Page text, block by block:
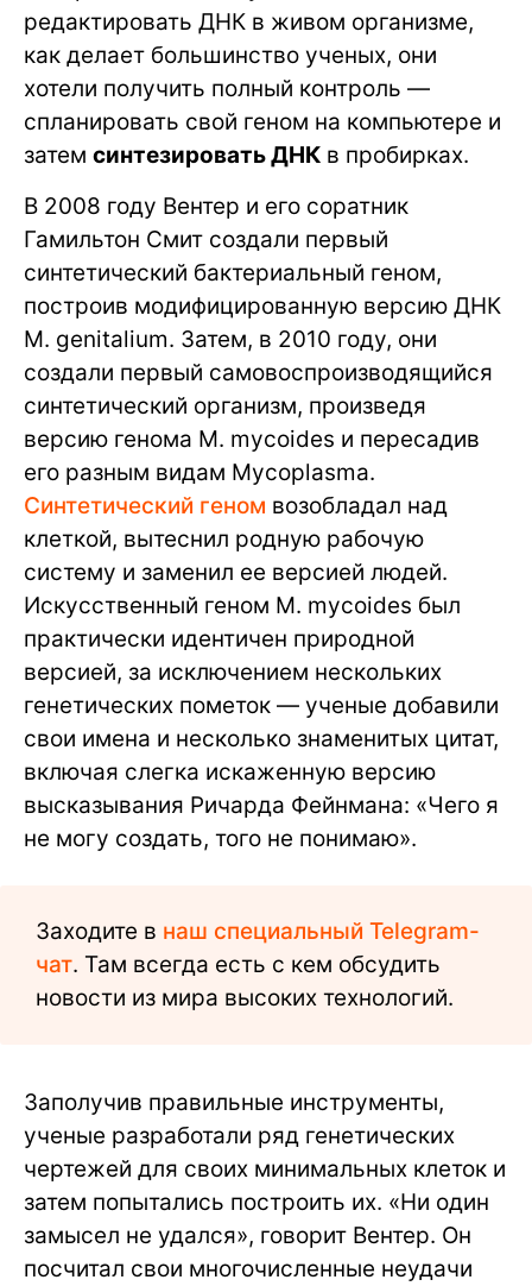
редактировать ДНК в живом организме,
как делает большинство ученых, они
хотели получить полный контроль —
спланировать свой геном на компьютере и
затем синтезировать ДНК в пробирках.
В 2008 году Вентер и его соратник
Гамильтон Смит создали первый
синтетический бактериальный геном,
построив модифицированную версию ДНК
M. genitalium. Затем, в 2010 году, они
создали первый самовоспроизводящийся
синтетический организм, произведя
версию генома M. mycoides и пересадив
его разным видам Mycoplasma.
Синтетический геном возобладал над
клеткой, вытеснил родную рабочую
систему и заменил ее версией людей.
Искусственный геном M. mycoides был
практически идентичен природной
версией, за исключением нескольких
генетических пометок — ученые добавили
свои имена и несколько знаменитых цитат,
включая слегка искаженную версию
высказывания Ричарда Фейнмана: «Чего я
не могу создать, того не понимаю».
Заходите в наш специальный Telegram-
чат. Там всегда есть с кем обсудить
новости из мира высоких технологий.
Заполучив правильные инструменты,
ученые разработали ряд генетических
чертежей для своих минимальных клеток и
затем попытались построить их. «Ни один
замысел не удался», говорит Вентер. Он
посчитал свои многочисленные неудачи